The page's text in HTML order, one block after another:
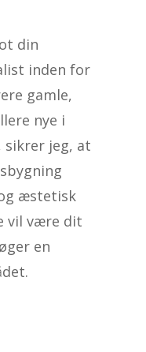
din
inden for
gamle,
nye i
jeg, at
æstetisk
vil være dit
en